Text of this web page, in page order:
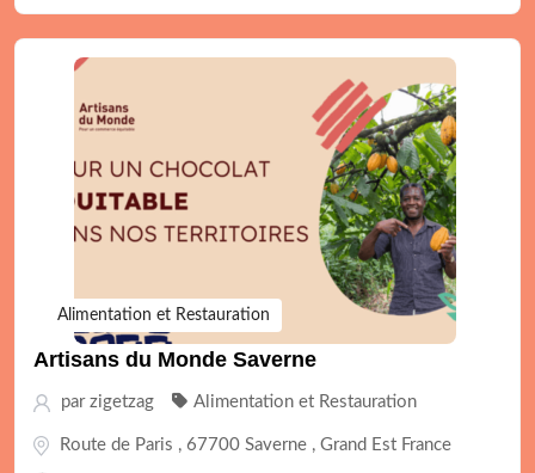
Alimentation et Restauration
Artisans du Monde Saverne
par zigetzag Alimentation et Restauration
Route de Paris , 67700 Saverne , Grand Est France